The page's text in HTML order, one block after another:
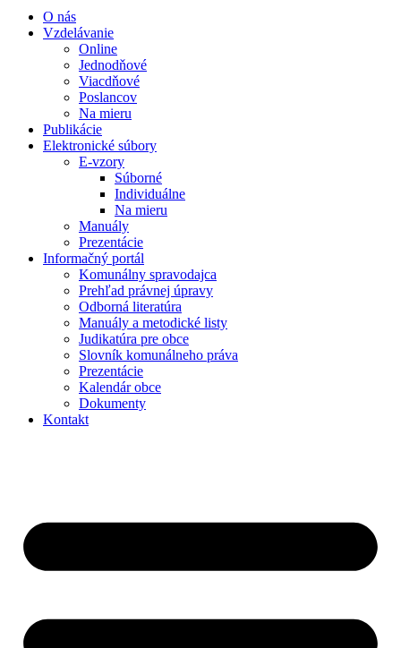
O nás
Vzdelávanie
Online
Jednodňové
Viacdňové
Poslancov
Na mieru
Publikácie
Elektronické súbory
E-vzory
Súborné
Individuálne
Na mieru
Manuály
Prezentácie
Informačný portál
Komunálny spravodajca
Prehľad právnej úpravy
Odborná literatúra
Manuály a metodické listy
Judikatúra pre obce
Slovník komunálneho práva
Prezentácie
Kalendár obce
Dokumenty
Kontakt